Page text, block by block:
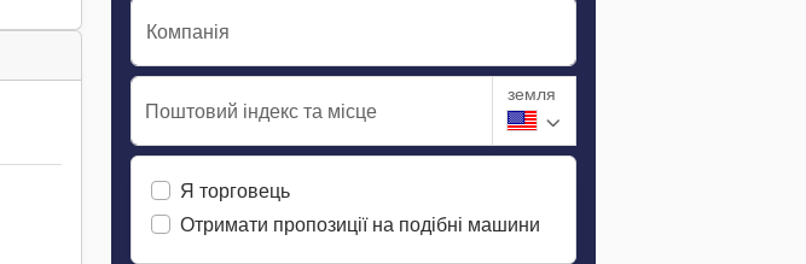
Компанія
Поштовий індекс та місце
земля
Я торговець
Отримати пропозиції на подібні машини